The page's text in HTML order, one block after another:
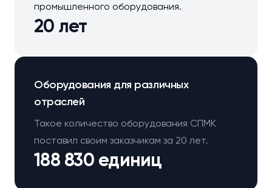
20 лет
промышленного оборудования.
188 830 единиц
Оборудования для различных
отраслей
Такое количество оборудования СПМК
поставил своим заказчикам за 20 лет.